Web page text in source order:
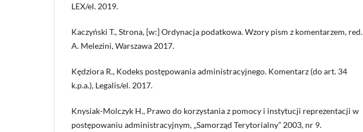
LEX/el. 2019.
Kaczyński T., Strona, [w:] Ordynacja podatkowa. Wzory pism z komentarzem, red.
A. Melezini, Warszawa 2017.
Kędziora R., Kodeks postępowania administracyjnego. Komentarz (do art. 34
k.p.a.), Legalis/el. 2017.
Knysiak-Molczyk H., Prawo do korzystania z pomocy i instytucji reprezentacji w
postępowaniu administracyjnym, „Samorząd Terytorialny” 2003, nr 9.